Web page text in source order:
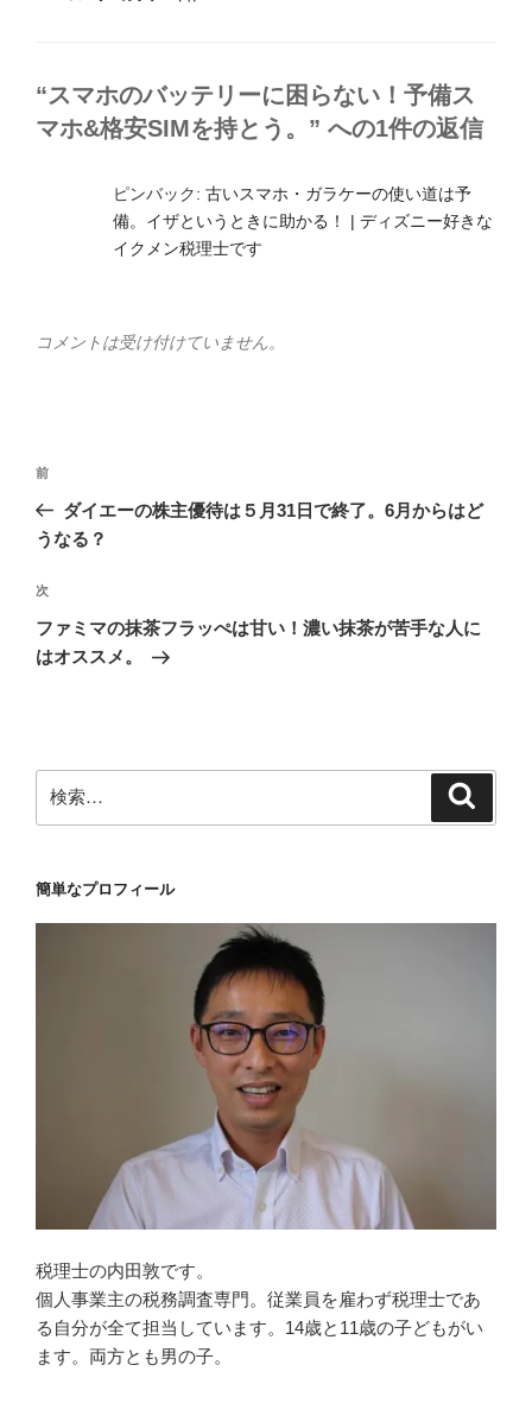
“スマホのバッテリーに困らない！予備ス
マホ&格安SIMを持とう。” への1件の返信
ピンバック: 古いスマホ・ガラケーの使い道は予
備。イザというときに助かる！ | ディズニー好きな
イクメン税理士です
コメントは受け付けていません。
投
ナ
ゲ
ー
シ
前
の
投
前
ダイエーの株主優待は５月31日で終了。6月からはど
うなる？
次
の
投
次
ファミマの抹茶フラッぺは甘い！濃い抹茶が苦手な人に
はオススメ。
索:
簡単なプロフィール
税理士の内田敦です。
個人事業主の税務調査専門。従業員を雇わず税理士であ
る自分が全て担当しています。14歳と11歳の子どもがい
ます。両方とも男の子。